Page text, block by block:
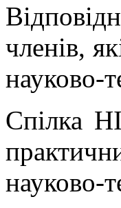
членів,
науково-
Спілка
науково-